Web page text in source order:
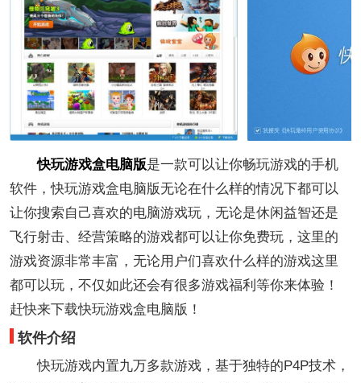
快玩游戏盒电脑版是一款可以让你畅玩游戏的手机
软件，快玩游戏盒电脑版无论在什么样的情况下都可以
让你搜索自己喜欢的电脑游戏玩，无论是休闲益智还是
飞行射击、经营策略的游戏都可以让你免费玩，这里的
游戏资源非常丰富，无论用户们喜欢什么样的游戏这里
都可以玩，不仅如此还会有很多游戏福利等你来体验！
赶快来下载快玩游戏盒电脑版！
软件介绍
快玩游戏内置九万多款游戏，基于独特的P4P技术，